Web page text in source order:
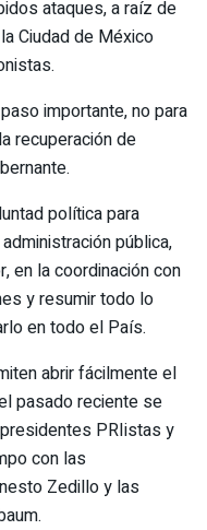
ataques, a raíz de
Ciudad de México
importante, no para
recuperación de
política para
pública,
en la coordinación con
y resumir todo lo
en todo el País.
abrir fácilmente el
pasado reciente se
PRIistas y
con las
Zedillo y las